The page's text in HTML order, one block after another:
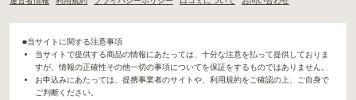
■当サイトに関する注意事項
当サイトで提供する商品の情報にあたっては、十分な注意を払って提供しておりま
すが、情報の正確性その他一切の事項についてを保証をするものではありません。
お申込みにあたっては、提携事業者のサイトや、利用規約をご確認の上、ご自身で
ご判断ください。